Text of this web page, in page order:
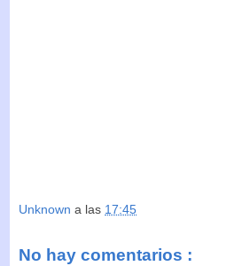
Unknown a las 17:45
No hay comentarios :